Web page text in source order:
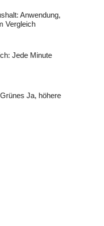
Anwendung,
Vergleich
Jede Minute
Ja, höhere